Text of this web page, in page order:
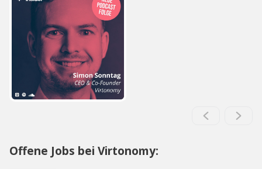
Offene Jobs bei Virtonomy: